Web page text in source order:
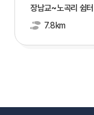
장남교~노곡리 쉼터
7.8km